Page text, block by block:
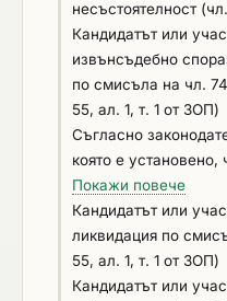
на труда и по чл.13,
миграция и
влязло в сила
съдебно решение
обстоятелство по
икономическите и
дружествата,
преференциален
контролираните от
действителни
91 от Закона за
сред лица, заемащи
несъстоятелност
Кандидатът или
извънсъдебно
по смисъла на чл.
55, ал. 1, т. 1 от ЗОП)
Съгласно
която е
намира в
несъстоятелност; в
несъстоятелност; в
сключено
кредиторите;
Покажи повече
Кандидатът или
ликвидация по
55, ал. 1, т. 1 от ЗОП)
Кандидатът или